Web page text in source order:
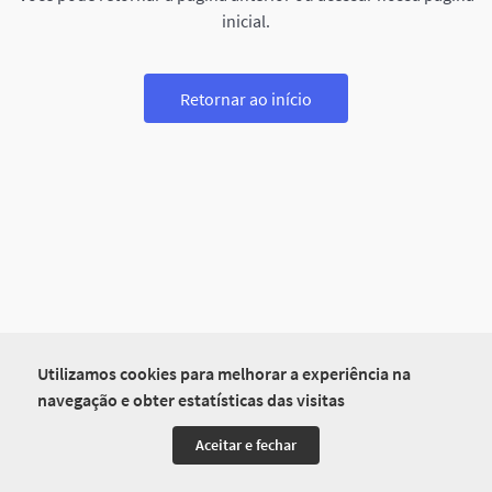
Utilizamos cookies para melhorar a experiência na
navegação e obter estatísticas das visitas
Aceitar e fechar
inicial.
Retornar ao início